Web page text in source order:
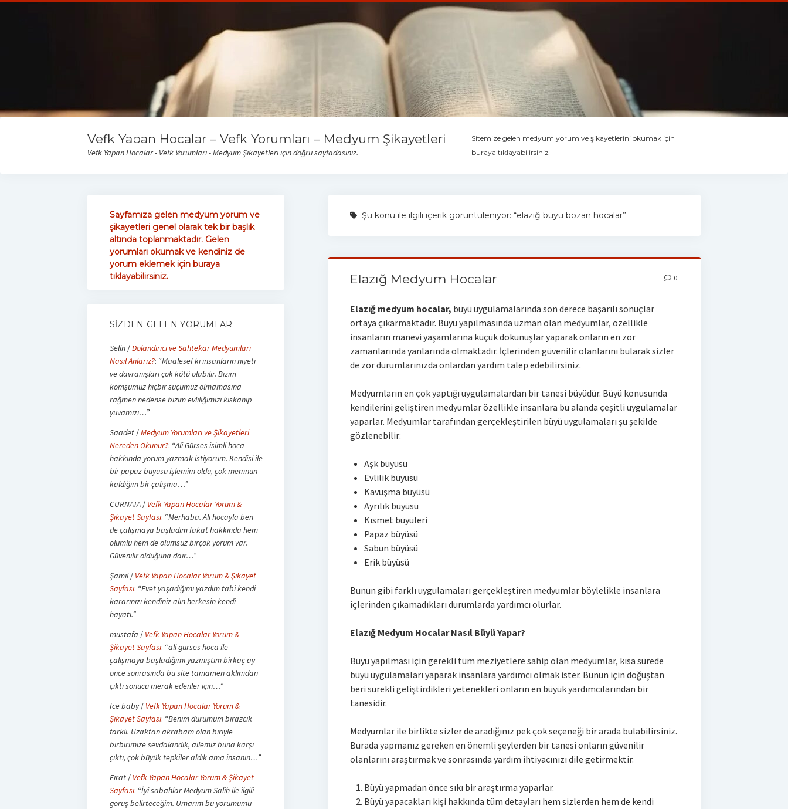
Vefk Yapan Hocalar – Vefk Yorumları – Medyum Şikayetleri
Vefk Yapan Hocalar - Vefk Yorumları - Medyum Şikayetleri için doğru sayfadasınız.
Sitemize gelen medyum yorum ve şikayetlerini okumak için
buraya tıklayabilirsiniz
Şu konu ile ilgili içerik görüntüleniyor: “elazığ büyü bozan hocalar”
Elazığ Medyum Hocalar 0
Elazığ medyum hocalar, büyü uygulamalarında son derece başarılı sonuçlar
ortaya çıkarmaktadır. Büyü yapılmasında uzman olan medyumlar, özellikle
insanların manevi yaşamlarına küçük dokunuşlar yaparak onların en zor
zamanlarında yanlarında olmaktadır. İçlerinden güvenilir olanlarını bularak sizler
de zor durumlarınızda onlardan yardım talep edebilirsiniz.
Medyumların en çok yaptığı uygulamalardan bir tanesi büyüdür. Büyü konusunda
kendilerini geliştiren medyumlar özellikle insanlara bu alanda çeşitli uygulamalar
yaparlar. Medyumlar tarafından gerçekleştirilen büyü uygulamaları şu şekilde
gözlenebilir:
Aşk büyüsü
Evlilik büyüsü
Kavuşma büyüsü
Ayrılık büyüsü
Kısmet büyüleri
Papaz büyüsü
Sabun büyüsü
Erik büyüsü
Bunun gibi farklı uygulamaları gerçekleştiren medyumlar böylelikle insanlara
içlerinden çıkamadıkları durumlarda yardımcı olurlar.
Elazığ Medyum Hocalar Nasıl Büyü Yapar?
Büyü yapılması için gerekli tüm meziyetlere sahip olan medyumlar, kısa sürede
büyü uygulamaları yaparak insanlara yardımcı olmak ister. Bunun için doğuştan
beri sürekli geliştirdikleri yetenekleri onların en büyük yardımcılarından bir
tanesidir.
Medyumlar ile birlikte sizler de aradığınız pek çok seçeneği bir arada bulabilirsiniz.
Burada yapmanız gereken en önemli şeylerden bir tanesi onların güvenilir
olanlarını araştırmak ve sonrasında yardım ihtiyacınızı dile getirmektir.
Büyü yapmadan önce sıkı bir araştırma yaparlar.
Büyü yapacakları kişi hakkında tüm detayları hem sizlerden hem de kendi
Sayfamıza gelen medyum yorum ve
şikayetleri genel olarak tek bir başlık
altında toplanmaktadır. Gelen
yorumları okumak ve kendiniz de
yorum eklemek için buraya
tıklayabilirsiniz.
SIZDEN GELEN YORUMLAR
Selin/Dolandırıcı ve Sahtekar Medyumları
Nasıl Anlarız?: “Maalesef ki insanların niyeti
ve davranışları çok kötü olabilir. Bizim
komşumuz hiçbir suçumuz olmamasına
rağmen nedense bizim evliliğimizi kıskanıp
yuvamızı…”
Saadet/Medyum Yorumları ve Şikayetleri
Nereden Okunur?: “Ali Gürses isimli hoca
hakkında yorum yazmak istiyorum. Kendisi ile
bir papaz büyüsü işlemim oldu, çok memnun
kaldığım bir çalışma…”
CURNATA/ Vefk Yapan Hocalar Yorum &
Şikayet Sayfası: “Merhaba. Ali hocayla ben
de çalışmaya başladım fakat hakkında hem
olumlu hem de olumsuz birçok yorum var.
Güvenilir olduğuna dair…”
Şamil/ Vefk Yapan Hocalar Yorum & Şikayet
Sayfası: “Evet yaşadığımı yazdım tabi kendi
kararınızı kendiniz alın herkesin kendi
hayatı.”
mustafa / Vefk Yapan Hocalar Yorum &
Şikayet Sayfası: “ali gürses hoca ile
çalışmaya başladığımı yazmıştım birkaç ay
önce sonrasında bu site tamamen aklımdan
çıktı sonucu merak edenler için…”
Ice baby/ Vefk Yapan Hocalar Yorum &
Şikayet Sayfası: “Benim durumum birazcık
farklı. Uzaktan akrabam olan biriyle
birbirimize sevdalandık, ailemiz buna karşı
çıktı, çok büyük tepkiler aldık ama insanın…”
Fırat/ Vefk Yapan Hocalar Yorum & Şikayet
Sayfası: “İyi sabahlar Medyum Salih ile ilgili
görüş belirteceğim. Umarım bu yorumumu